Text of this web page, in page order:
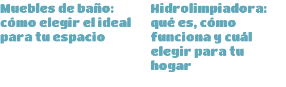
Muebles de baño:
cómo elegir el ideal
para tu espacio
Hidrolimpiadora:
qué es, cómo
funciona y cuál
elegir para tu
hogar